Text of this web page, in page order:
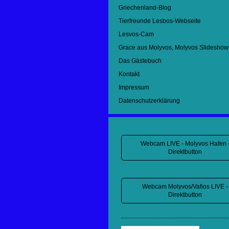
Griechenland-Blog
Tierfreunde Lesbos-Webseite
Lesvos-Cam
Grace aus Molyvos, Molyvos Slideshow
Das Gästebuch
Kontakt
Impressum
Datenschutzerklärung
Webcam LIVE - Molyvos Hafen
Direktbutton
Webcam Molyvos/Vafios LIVE -
Direktbutton